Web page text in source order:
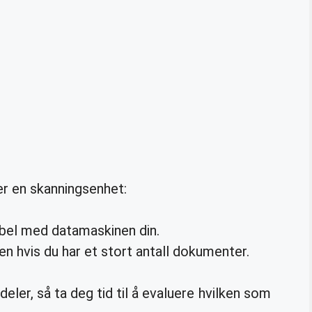
en skanningsenhet:
med datamaskinen din.
hvis du har et stort antall dokumenter.
så ta deg tid til å evaluere hvilken som